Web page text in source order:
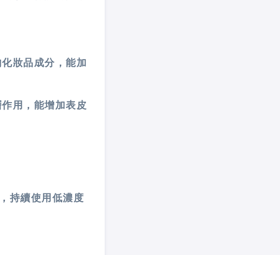
妝品成分，能加
用，能增加表皮
持續使用低濃度